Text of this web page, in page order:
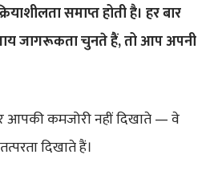
समाप्त होती है। हर बार
जागरूकता चुनते हैं, तो आप अपनी
आपकी कमजोरी नहीं दिखाते — वे
दिखाते हैं।